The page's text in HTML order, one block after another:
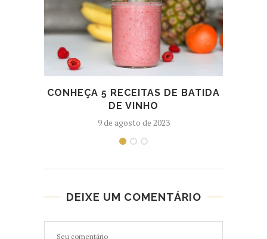
CONHEÇA 5 RECEITAS DE BATIDA
DE VINHO
9 de agosto de 2023
DEIXE UM COMENTÁRIO